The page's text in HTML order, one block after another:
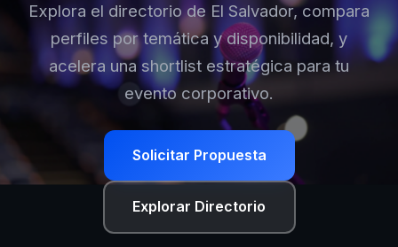
Explora el directorio de El Salvador, compara
perfiles por temática y disponibilidad, y
acelera una shortlist estratégica para tu
evento corporativo.
Solicitar Propuesta
Explorar Directorio